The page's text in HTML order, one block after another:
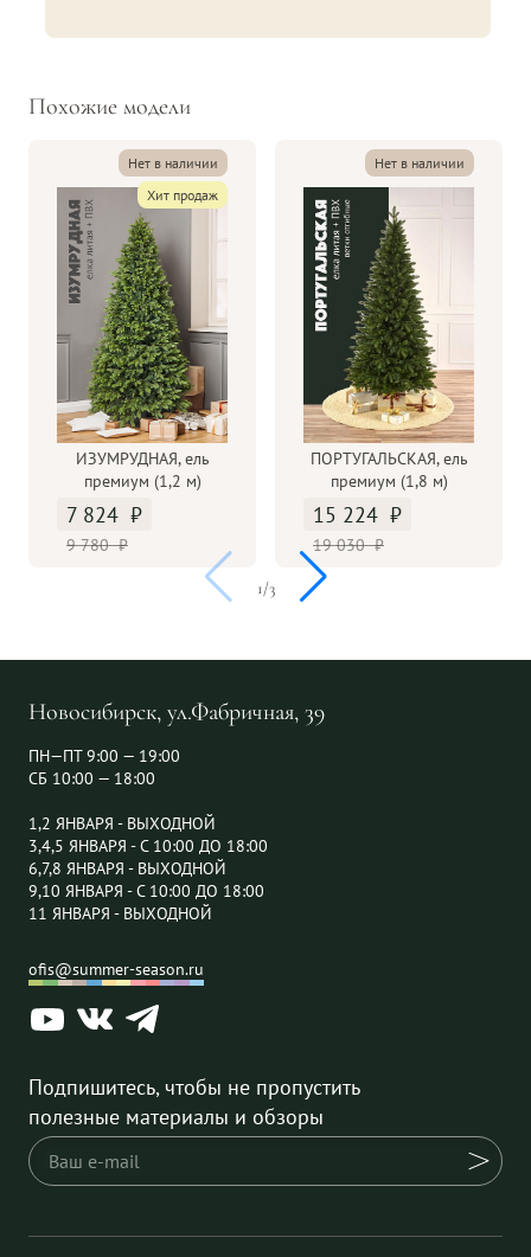
Похожие модели
Нет в наличии
Хит продаж
ИЗУМРУДНАЯ, ель
премиум (1,2 м)
9 780
7 824
Нет в наличии
ПОРТУГАЛЬСКАЯ, ель
премиум (1,8 м)
19 030
15 224
1/3
Новосибирск, ул.Фабричная, 39
ПН—ПТ 9:00 — 19:00
СБ 10:00 — 18:00
1,2 ЯНВАРЯ - ВЫХОДНОЙ
3,4,5 ЯНВАРЯ - С 10:00 ДО 18:00
6,7,8 ЯНВАРЯ - ВЫХОДНОЙ
9,10 ЯНВАРЯ - С 10:00 ДО 18:00
11 ЯНВАРЯ - ВЫХОДНОЙ
ofis@summer-season.ru
Подпишитесь, чтобы не пропустить
полезные материалы и обзоры